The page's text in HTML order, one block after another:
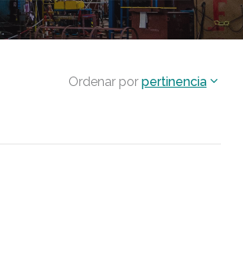
Ordenar por pertinencia